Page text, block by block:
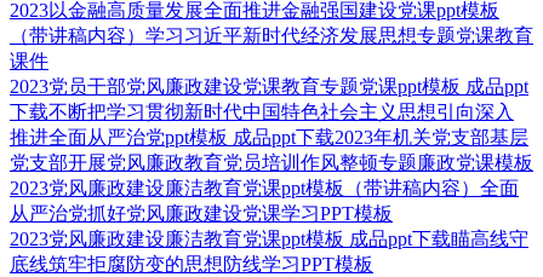
2023以金融高质量发展全面推进金融强国建设党课ppt模板
（带讲稿内容）学习习近平新时代经济发展思想专题党课教育
课件
2023党员干部党风廉政建设党课教育专题党课ppt模板 成品ppt
下载不断把学习贯彻新时代中国特色社会主义思想引向深入
推进全面从严治党ppt模板 成品ppt下载2023年机关党支部基层
党支部开展党风廉政教育党员培训作风整顿专题廉政党课模板
2023党风廉政建设廉洁教育党课ppt模板（带讲稿内容）全面
从严治党抓好党风廉政建设党课学习PPT模板
2023党风廉政建设廉洁教育党课ppt模板 成品ppt下载瞄高线守
底线筑牢拒腐防变的思想防线学习PPT模板